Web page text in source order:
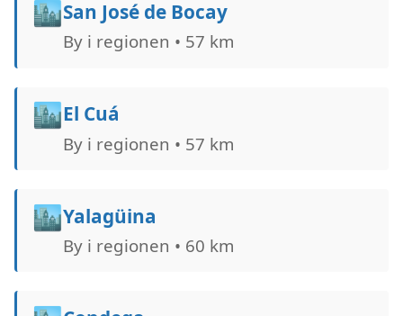
🏙️San José de Bocay
By i regionen • 57 km
🏙️El Cuá
By i regionen • 57 km
🏙️Yalagüina
By i regionen • 60 km